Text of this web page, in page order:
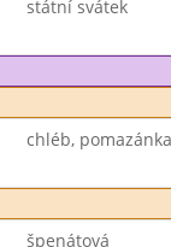
státní svátek
chléb,
špenátová